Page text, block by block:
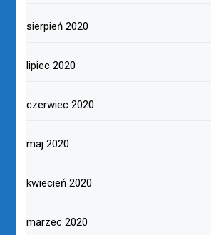
sierpień 2020
lipiec 2020
czerwiec 2020
maj 2020
kwiecień 2020
marzec 2020